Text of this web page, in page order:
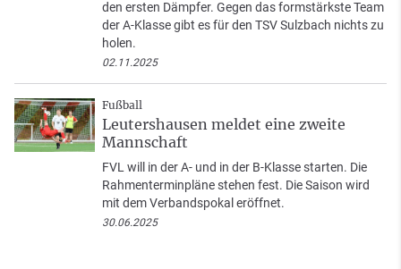
den ersten Dämpfer. Gegen das formstärkste Team
der A-Klasse gibt es für den TSV Sulzbach nichts zu
holen.
02.11.2025
Fußball
Leutershausen meldet eine zweite
Mannschaft
FVL will in der A- und in der B-Klasse starten. Die
Rahmenterminpläne stehen fest. Die Saison wird
mit dem Verbandspokal eröffnet.
30.06.2025